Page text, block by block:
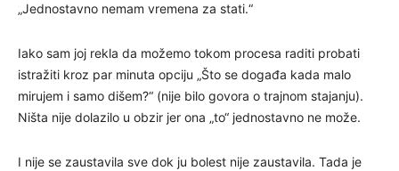
„Jednostavno nemam vremena za stati.“
Iako sam joj rekla da možemo tokom procesa raditi probati
istražiti kroz par minuta opciju „Što se događa kada malo
mirujem i samo dišem?“ (nije bilo govora o trajnom stajanju).
Ništa nije dolazilo u obzir jer ona „to“ jednostavno ne može.
I nije se zaustavila sve dok ju bolest nije zaustavila. Tada je